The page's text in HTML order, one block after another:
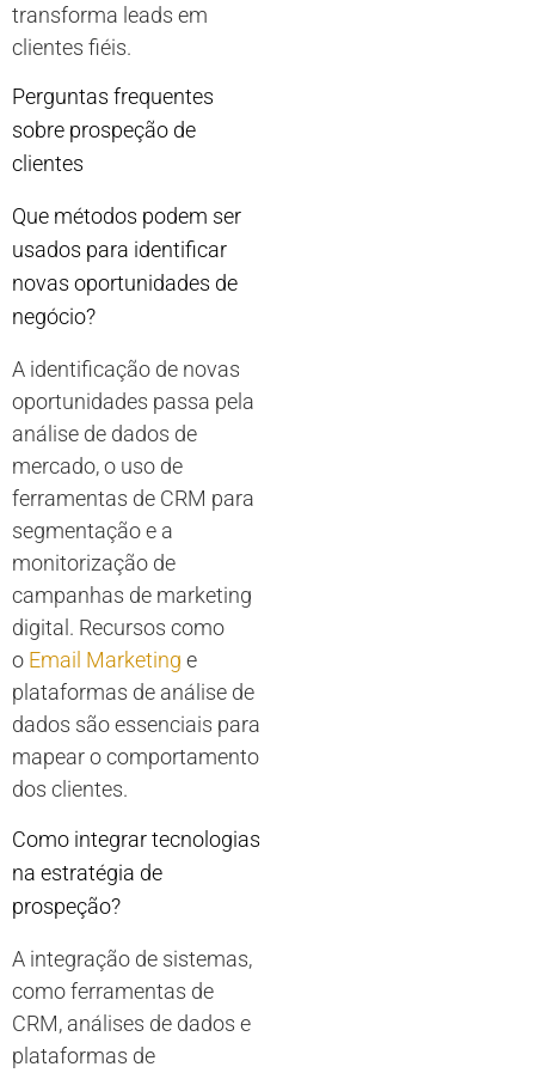
transforma leads em
clientes fiéis.
Perguntas frequentes
sobre prospeção de
clientes
Que métodos podem ser
usados para identificar
novas oportunidades de
negócio?
A identificação de novas
oportunidades passa pela
análise de dados de
mercado, o uso de
ferramentas de CRM para
segmentação e a
monitorização de
campanhas de marketing
digital. Recursos como
o Email Marketing e
plataformas de análise de
dados são essenciais para
mapear o comportamento
dos clientes.
Como integrar tecnologias
na estratégia de
prospeção?
A integração de sistemas,
como ferramentas de
CRM, análises de dados e
plataformas de